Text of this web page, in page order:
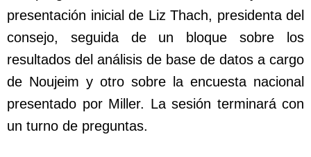
presentación inicial de Liz Thach, presidenta del
consejo, seguida de un bloque sobre los
resultados del análisis de base de datos a cargo
de Noujeim y otro sobre la encuesta nacional
presentado por Miller. La sesión terminará con
un turno de preguntas.